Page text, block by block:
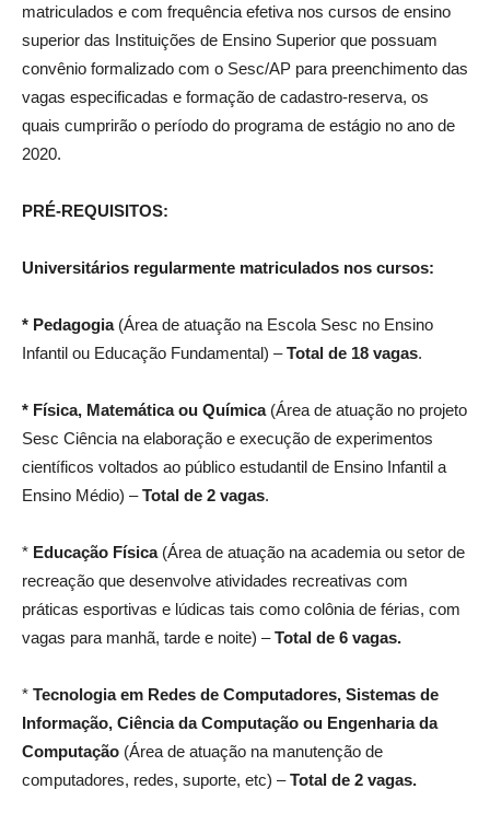
matriculados e com frequência efetiva nos cursos de ensino
superior das Instituições de Ensino Superior que possuam
convênio formalizado com o Sesc/AP para preenchimento das
vagas especificadas e formação de cadastro-reserva, os
quais cumprirão o período do programa de estágio no ano de
2020.
PRÉ-REQUISITOS:
Universitários regularmente matriculados nos cursos:
* Pedagogia (Área de atuação na Escola Sesc no Ensino
Infantil ou Educação Fundamental) –Total de 18 vagas.
* Física, Matemática ou Química (Área de atuação no projeto
Sesc Ciência na elaboração e execução de experimentos
científicos voltados ao público estudantil de Ensino Infantil a
Ensino Médio) –Total de 2 vagas.
* Educação Física (Área de atuação na academia ou setor de
recreação que desenvolve atividades recreativas com
práticas esportivas e lúdicas tais como colônia de férias, com
vagas para manhã, tarde e noite) –Total de 6 vagas.
* Tecnologia em Redes de Computadores, Sistemas de
Informação, Ciência da Computação ou Engenharia da
Computação (Área de atuação na manutenção de
computadores, redes, suporte, etc) –Total de 2 vagas.